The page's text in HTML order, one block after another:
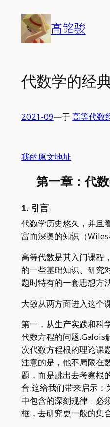
content
高铭骏
代数学的经
2021-09—于高等代数
我的原文地址
第一章：代
1. 引言
代数学历史悠久，并且
富而深奥的知识（
高等代数是其入门课程
的一些基础知识、研究
题时特有的一套思想方
大致从两方面进入这个
第一，从生产实践和科
代数方程的问题.Galois
次代数方程根的理论课
注意的是，他不局限在
题，而是跳出去考察根
合.这给我们带来启示
中包含的深刻规律，必
框，去研究更一般的集